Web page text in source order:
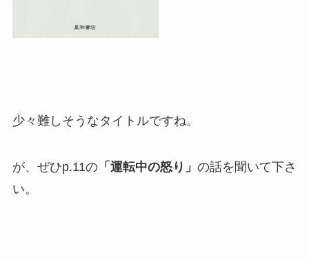
少々難しそうなタイトルですね。
が、ぜひp.11の「運転中の怒り」 の話を聞いて下さ
い。